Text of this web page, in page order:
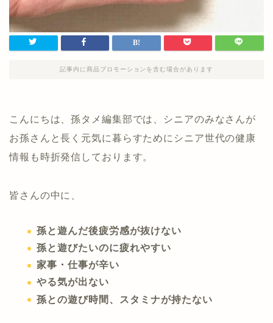
記事内に商品プロモーションを含む場合があります
こんにちは、孫タメ編集部では、シニアのみなさんが
お孫さんと長く元気に暮らすためにシニア世代の健康
情報も時折発信しております。
皆さんの中に、
孫と遊んだ後疲労感が抜けない
孫と遊びたいのに疲れやすい
家事・仕事が辛い
やる気が出ない
孫との遊び時間、スタミナが持たない